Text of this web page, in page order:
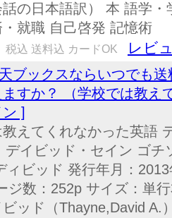
話の日本語訳） 本 語学
・就職 自己啓発 記憶術
税込 送料込 カードOK レビ
天ブックスならいつでも
すか？ （学校では教え
ン ]
えてくれなかった英語
デイビッド・セイン ゴ
ィビッド 発行年月：
ジ数：252p サイズ：単
ビッド（Thayne,David A.